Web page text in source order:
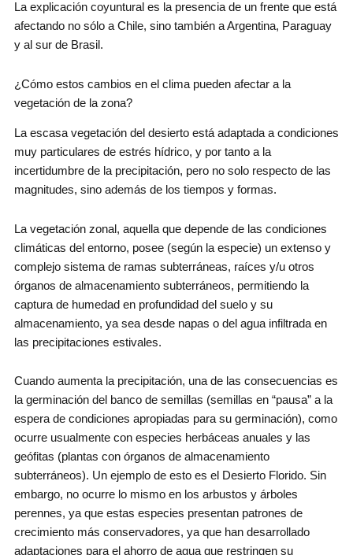
La explicación coyuntural es la presencia de un frente que está
afectando no sólo a Chile, sino también a Argentina, Paraguay
y al sur de Brasil.
¿Cómo estos cambios en el clima pueden afectar a la
vegetación de la zona?
La escasa vegetación del desierto está adaptada a condiciones
muy particulares de estrés hídrico, y por tanto a la
incertidumbre de la precipitación, pero no solo respecto de las
magnitudes, sino además de los tiempos y formas.
La vegetación zonal, aquella que depende de las condiciones
climáticas del entorno, posee (según la especie) un extenso y
complejo sistema de ramas subterráneas, raíces y/u otros
órganos de almacenamiento subterráneos, permitiendo la
captura de humedad en profundidad del suelo y su
almacenamiento, ya sea desde napas o del agua infiltrada en
las precipitaciones estivales.
Cuando aumenta la precipitación, una de las consecuencias es
la germinación del banco de semillas (semillas en “pausa” a la
espera de condiciones apropiadas para su germinación), como
ocurre usualmente con especies herbáceas anuales y las
geófitas (plantas con órganos de almacenamiento
subterráneos). Un ejemplo de esto es el Desierto Florido. Sin
embargo, no ocurre lo mismo en los arbustos y árboles
perennes, ya que estas especies presentan patrones de
crecimiento más conservadores, ya que han desarrollado
adaptaciones para el ahorro de agua que restringen su